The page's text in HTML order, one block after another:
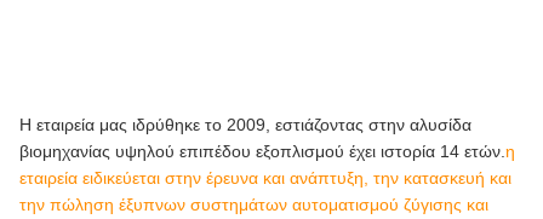
Η εταιρεία μας ιδρύθηκε το 2009, εστιάζοντας στην αλυσίδα
βιομηχανίας υψηλού επιπέδου εξοπλισμού έχει ιστορία 14 ετών.η
εταιρεία ειδικεύεται στην έρευνα και ανάπτυξη, την κατασκευή και
την πώληση έξυπνων συστημάτων αυτοματισμού ζύγισης και